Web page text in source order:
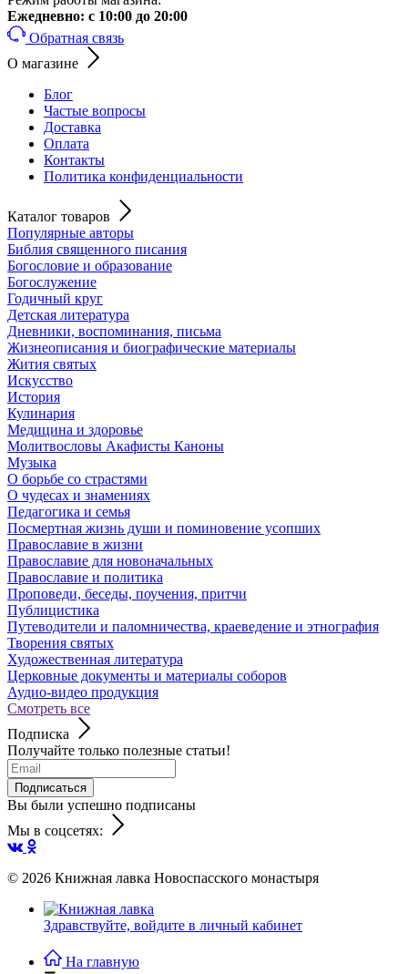
Ежедневно: с 10:00 до 20:00
Обратная связь
О магазине
Блог
Частые вопросы
Доставка
Оплата
Контакты
Политика конфиденциальности
Каталог товаров
Популярные авторы
Библия священного писания
Богословие и образование
Богослужение
Годичный круг
Детская литература
Дневники, воспоминания, письма
Жизнеописания и биографические материалы
Жития святых
Искусство
История
Кулинария
Медицина и здоровье
Молитвословы Акафисты Каноны
Музыка
О борьбе со страстями
О чудесах и знамениях
Педагогика и семья
Посмертная жизнь души и поминовение усопших
Православие в жизни
Православие для новоначальных
Православие и политика
Проповеди, беседы, поучения, притчи
Публицистика
Путеводители и паломничества, краеведение и этнография
Творения святых
Художественная литература
Церковные документы и материалы соборов
Аудио-видео продукция
Смотреть все
Подписка
Получайте только полезные статьи!
Подписаться
Вы были успешно подписаны
Мы в соцсетях:
© 2026 Книжная лавка Новоспасского монастыря
Здравствуйте, войдите в личный кабинет
На главную